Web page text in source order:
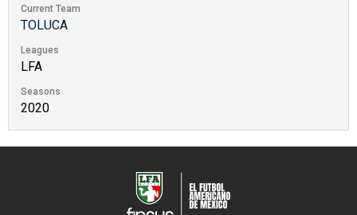
Current Team
TOLUCA
Leagues
LFA
Seasons
2020